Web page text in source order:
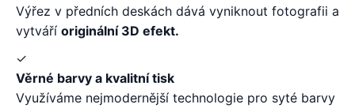
Výřez v předních deskách dává vyniknout fotografii a
vytváří originální 3D efekt.
✓
Věrné barvy a kvalitní tisk
Využíváme nejmodernější technologie pro syté barvy